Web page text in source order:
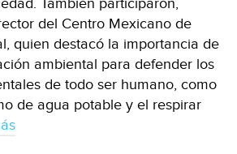
También participaron,
del Centro Mexicano de
quien destacó la importancia de
ambiental para defender los
de todo ser humano, como
de agua potable y el respirar